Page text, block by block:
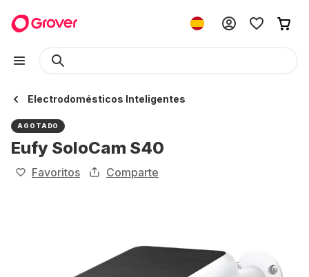
Electrodomésticos Inteligentes
AGOTADO
Eufy SoloCam S40
Favoritos Comparte